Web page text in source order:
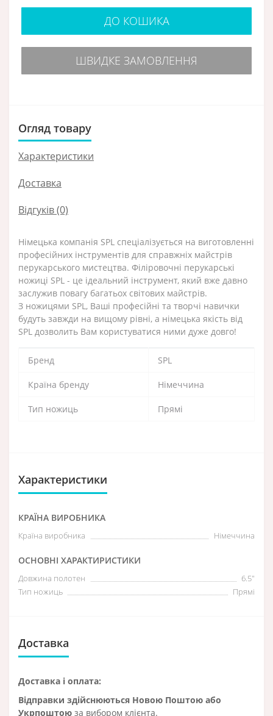
ДО КОШИКА
ШВИДКЕ ЗАМОВЛЕННЯ
Огляд товару
Характеристики
Доставка
Відгуків (0)
Німецька компанія SPL спеціалізується на виготовленні
професійних інструментів для справжніх майстрів
перукарського мистецтва. Філіровочні перукарські
ножиці SPL - це ідеальний інструмент, який вже давно
заслужив повагу багатьох світових майстрів.
З ножицями SPL, Ваші професійні та творчі навички
будуть завжди на вищому рівні, а німецька якість від
SPL дозволить Вам користуватися ними дуже довго!
Бренд SPL
Країна бренду Німеччина
Тип ножиць Прямі
Характеристики
КРАЇНА ВИРОБНИКА
Країна виробника Німеччина
ОСНОВНІ ХАРАКТИРИСТИКИ
Довжина полотен
6.5″
Тип ножиць
Прямі
Доставка
Доставка і оплата:
Відправки здійснюються Новою Поштою або
Укрпоштою за вибором клієнта.